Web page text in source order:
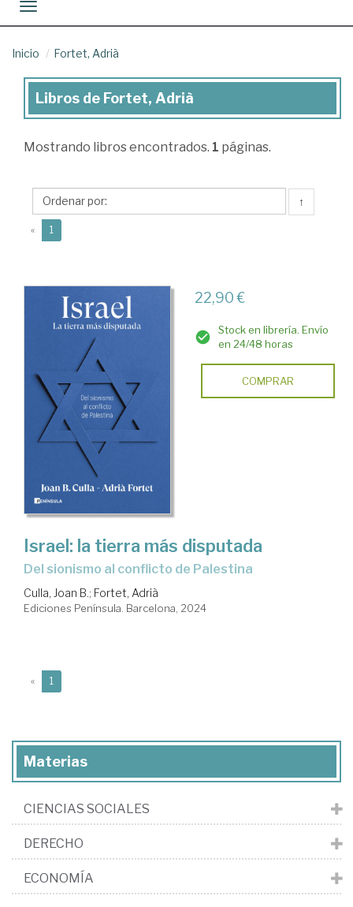
Toggle navigation
Inicio Fortet, Adrià
Libros
Fortet,
Libros de Fortet, Adrià
Mostrando libros encontrados. 1 páginas.
↑
« 1
22,90 €
Stock en librería. Envío
en 24/48 horas
COMPRAR
Israel: la tierra más disputada
Del sionismo al conflicto de Palestina
Culla, Joan B.; Fortet, Adrià
Ediciones Península. Barcelona, 2024
« 1
Materias
CIENCIAS SOCIALES
DERECHO
ECONOMÍA